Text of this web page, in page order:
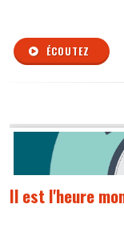
ÉCOUTEZ
Il est l'heure